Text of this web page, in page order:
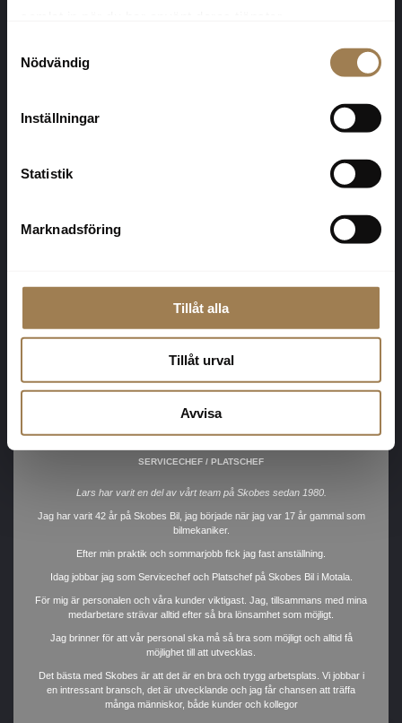
Nödvändig
Inställningar
Statistik
Marknadsföring
Tillåt alla
Tillåt urval
Avvisa